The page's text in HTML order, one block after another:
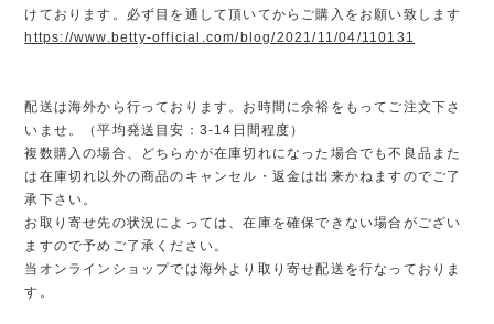
けております。必ず目を通して頂いてからご購入をお願い致します
https://www.betty-official.com/blog/2021/11/04/110131
配送は海外から行っております。お時間に余裕をもってご注文下さ
いませ。（平均発送目安：3-14日間程度）
複数購入の場合、どちらかが在庫切れになった場合でも不良品また
は在庫切れ以外の商品のキャンセル・返金は出来かねますのでご了
承下さい。
お取り寄せ先の状況によっては、在庫を確保できない場合がござい
ますので予めご了承ください。
当オンラインショップでは海外より取り寄せ配送を行なっておりま
す。